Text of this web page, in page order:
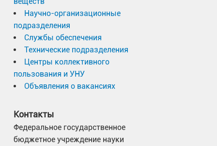
Научно-организационные
подразделения
Службы обеспечения
Технические подразделения
Центры коллективного
пользования и УНУ
Объявления о вакансиях
Контакты
Федеральное государственное
бюджетное учреждение науки